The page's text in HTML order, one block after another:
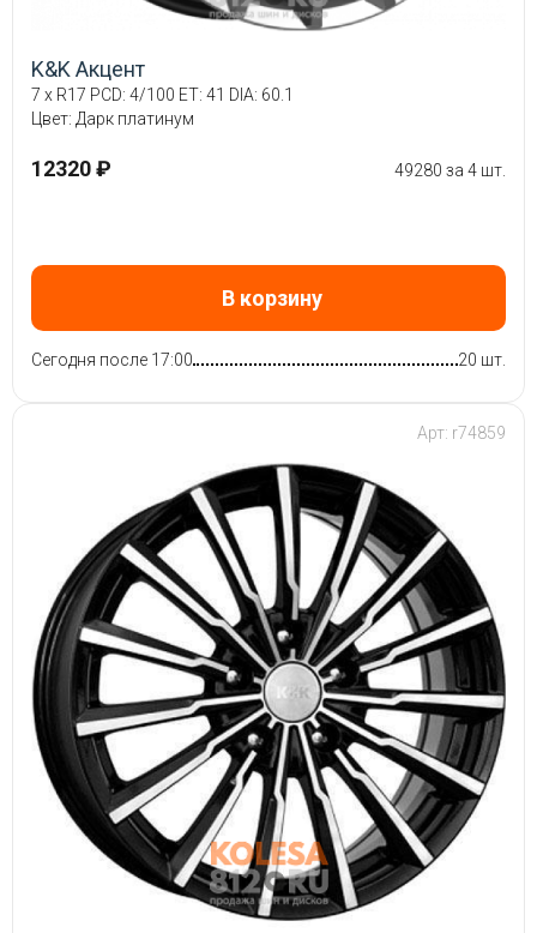
K&K Акцент
7 x R17 PCD: 4/100 ET: 41 DIA: 60.1
Цвет: Дарк платинум
12320 ₽ 49280 за 4 шт.
В корзину
Сегодня после 17:00 20 шт.
Арт: r74859